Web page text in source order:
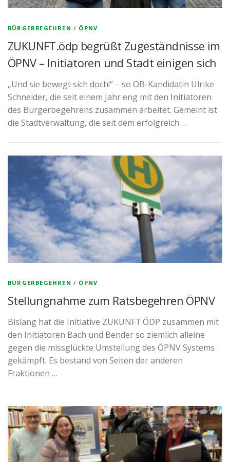
BÜRGERBEGEHREN / ÖPNV
ZUKUNFT.ödp begrüßt Zugeständnisse im
ÖPNV – Initiatoren und Stadt einigen sich
„Und sie bewegt sich doch!“ – so OB-Kandidatin Ulrike
Schneider, die seit einem Jahr eng mit den Initiatoren
des Bürgerbegehrens zusammen arbeitet. Gemeint ist
die Stadtverwaltung, die seit dem erfolgreich …
BÜRGERBEGEHREN / ÖPNV
Stellungnahme zum Ratsbegehren ÖPNV
Bislang hat die Initiative ZUKUNFT.ÖDP zusammen mit
den Initiatoren Bach und Bender so ziemlich alleine
gegen die missglückte Umstellung des ÖPNV Systems
gekämpft. Es bestand von Seiten der anderen
Fraktionen …